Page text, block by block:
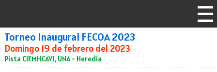
Torneo Inaugural FECOA 2023
Domingo 19 de febrero del 2023
Pista CIEMHCAVI, UNA - Heredia